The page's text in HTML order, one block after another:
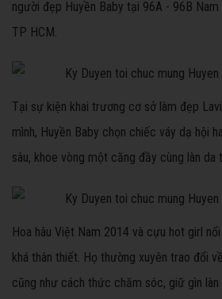
người đẹp Huyền Baby tại 96A - 96B Nam
TP HCM.
Tại sự kiện khai trương cơ sở làm đẹp
mình, Huyền Baby chọn chiếc váy dạ hội
sâu, khoe vòng một căng đầy cùng làn da
Hoa hâu Việt Nam 2014 và cựu hot girl
khá thân thiết. Họ thường xuyên trao đổi
cũng như cách thức chăm sóc, giữ gìn làn